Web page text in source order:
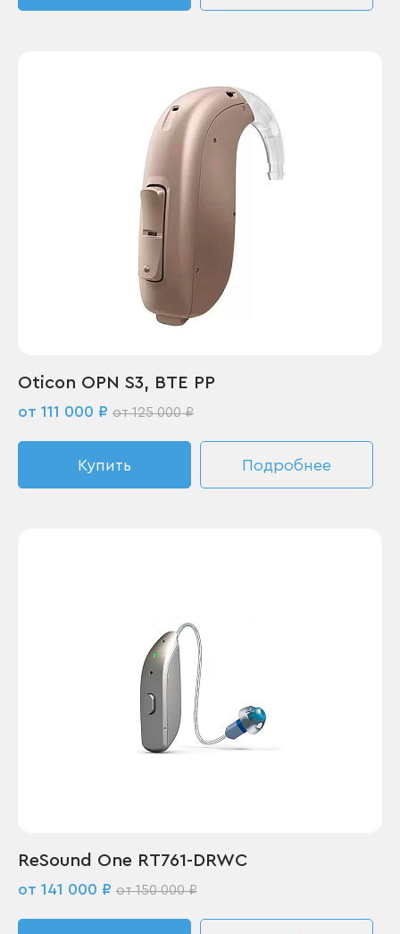
Oticon OPN S3, BTE PP
от 111 000 ₽ от 125 000 ₽
Купить Подробнее
ReSound One RT761-DRWC
от 141 000 ₽ от 150 000 ₽